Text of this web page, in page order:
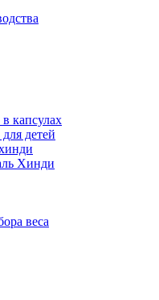
капсулах
детей
Хинди
веса